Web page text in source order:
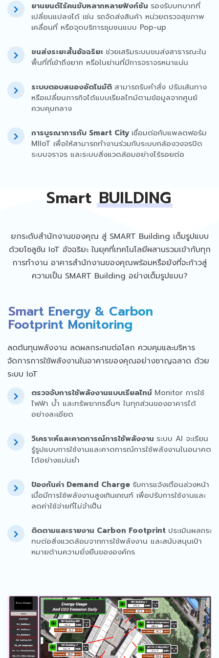
ยานยนต์ไร้คนขับหลากหลายฟังก์ชัน รองรับบทบาทที่
เปลี่ยนแปลงได้ เช่น รถจัดส่งสินค้า หน่วยตรวจสุขภาพ
เคลื่อนที่ หรือจุดบริการชุมชนแบบ Pop-up
ขนส่งระยะสั้นอัจฉริยะ ช่วยเสริมระบบขนส่งสาธารณะใน
พื้นที่ที่เข้าถึงยาก หรือในย่านที่มีการจราจรหนาแน่น
ระบบตอบสนองอัตโนมัติ สามารถรับคำสั่ง ปรับเส้นทาง
หรือเปลี่ยนภารกิจได้แบบเรียลไทม์ตามข้อมูลจากศูนย์
ควบคุมกลาง
การบูรณาการกับ Smart City เชื่อมต่อกับแพลตฟอร์ม
MIIoT เพื่อให้สามารถทำงานร่วมกับระบบกล้องวงจรปิด
ระบบจราจร และระบบสิ่งแวดล้อมอย่างไร้รอยต่อ
SmartBUILDING
ยกระดับสำนักงานของคุณ สู่ SMART Building เต็มรูปแบบ
ด้วยโซลูชัน IoT อัจฉริยะ ในยุคที่เทคโนโลยีผสานรวมเข้ากับทุก
การทำงาน อาคารสำนักงานของคุณพร้อมหรือยังที่จะก้าวสู่
ความเป็น SMART Building อย่างเต็มรูปแบบ?
Smart Energy & Carbon
Footprint Monitoring
ลดต้นทุนพลังงาน ลดผลกระทบต่อโลก ควบคุมและบริหาร
จัดการการใช้พลังงานในอาคารของคุณอย่างชาญฉลาด ด้วย
ระบบ IoT
ตรวจจับการใช้พลังงานแบบเรียลไทม์ Monitor การใช้
ไฟฟ้า น้ำ และทรัพยากรอื่นๆ ในทุกส่วนของอาคารได้
อย่างละเอียด
วิเคราะห์และคาดการณ์การใช้พลังงาน ระบบ AI จะเรียน
รู้รูปแบบการใช้งานและคาดการณ์การใช้พลังงานในอนาคต
ได้อย่างแม่นยำ
ป้องกันค่า Demand Charge รับการแจ้งเตือนล่วงหน้า
เมื่อมีการใช้พลังงานสูงเกินเกณฑ์ เพื่อปรับการใช้งานและ
ลดค่าใช้จ่ายที่ไม่จำเป็น
ติดตามและรายงาน Carbon Footprint ประเมินผลกระ
ทบต่อสิ่งแวดล้อมจากการใช้พลังงาน และสนับสนุนเป้า
หมายด้านความยั่งยืนขององค์กร